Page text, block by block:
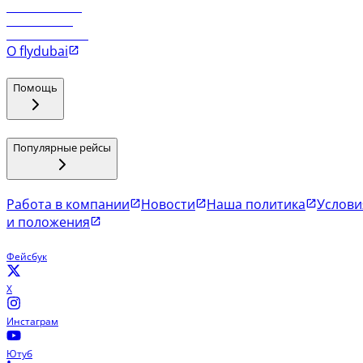
О flydubai
Помощь
Популярные рейсы
Работа в компании Новости Наша политика
и положения
Фейсбук
X
Инстаграм
Ютуб